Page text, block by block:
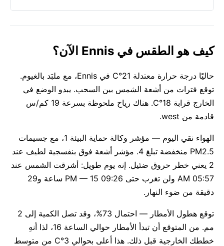
كيف هو الطقس في Ennis الآن؟
حاليًا درجة حرارة معتدلة 21°C في Ennis، مع ملبَد بالغيوم.
توقع فترات من أشعة الشمس بين السحب. يبدو الوضع في
الخارج قرابة 18°C. هناك رياح ملحوظة بسرعة 19 كم/س
قادمة من west.
الهواء نقي اليوم — مؤشر وكالة حماية البيئة 1، مع جسيمات
PM2.5 منخفضة تبلغ 4. مؤشر أشعة فوق بنفسجية لطيف عند
2 يعني خطر حروق ضئيل. إنه يوم طويل: أشرقت الشمس عند
05:57 AM ولن تغرب حتى 09:26 PM — 15 ساعة و29
دقيقة من ضوء النهار.
توقع هطول الأمطار — احتمال 73%، وقد تصل الكمية إلى 2
مم. من المتوقع أن تبدأ الأمطار حوالي الساعة 16، لذا أنهِ
خططك الخارجية قبل ذلك. هذا أعلى بحوالي 3°C من متوسط